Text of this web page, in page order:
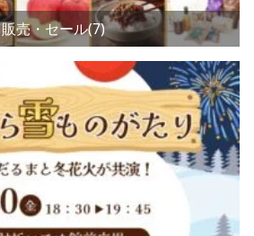
販売・セール(7)